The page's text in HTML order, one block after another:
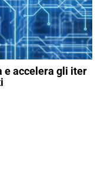
e accelera gli iter